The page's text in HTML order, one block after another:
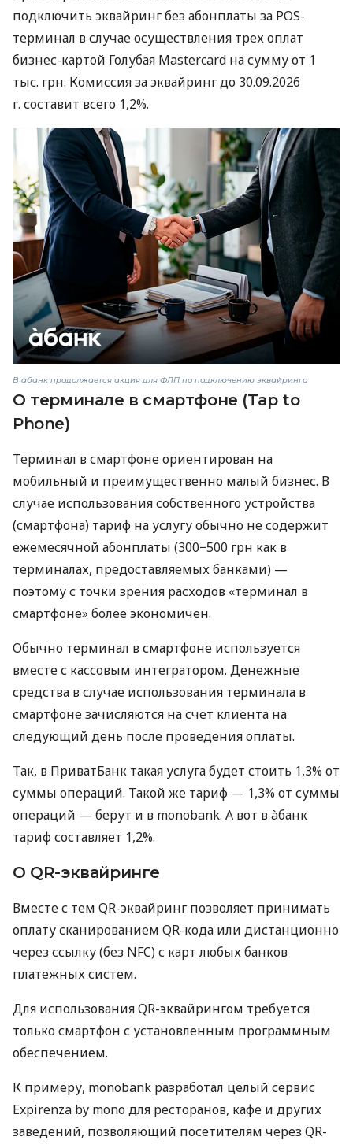
подключить эквайринг без абонплаты за POS-
терминал в случае осуществления трех оплат
бизнес-картой Голубая Mastercard на сумму от 1
тыс. грн. Комиссия за эквайринг до 30.09.2026
г. составит всего 1,2%.
В àбанк продолжается акция для ФЛП по подключению эквайринга
О терминале в смартфоне (Tap to
Phone)
Терминал в смартфоне ориентирован на
мобильный и преимущественно малый бизнес. В
случае использования собственного устройства
(смартфона) тариф на услугу обычно не содержит
ежемесячной абонплаты (300−500 грн как в
терминалах, предоставляемых банками) —
поэтому с точки зрения расходов «терминал в
смартфоне» более экономичен.
Обычно терминал в смартфоне используется
вместе с кассовым интегратором. Денежные
средства в случае использования терминала в
смартфоне зачисляются на счет клиента на
следующий день после проведения оплаты.
Так, в ПриватБанк такая услуга будет стоить 1,3% от
суммы операций. Такой же тариф — 1,3% от суммы
операций — берут и в monobank. А вот в àбанк
тариф составляет 1,2%.
О QR-эквайринге
Вместе с тем QR-эквайринг позволяет принимать
оплату сканированием QR-кода или дистанционно
через ссылку (без NFC) с карт любых банков
платежных систем.
Для использования QR-эквайрингом требуется
только смартфон с установленным программным
обеспечением.
К примеру, monobank разработал целый сервис
Expirenza by mono для ресторанов, кафе и других
заведений, позволяющий посетителям через QR-